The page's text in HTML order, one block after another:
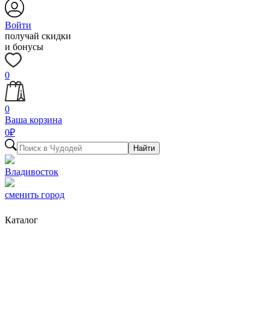
Войти
получай скидки
и бонусы
0
0
Ваша корзина
0₽
Найти
Владивосток
сменить город
Каталог